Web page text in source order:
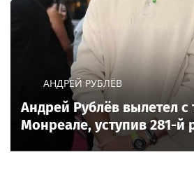
АНДРЕЙ РУБЛЁВ
Андрей Рублёв вылетел с
Монреале, уступив 281-й